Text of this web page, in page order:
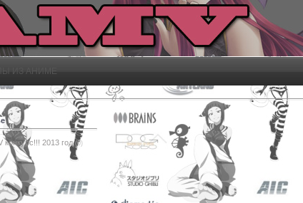
ИЗ АНИМЕ
конкурс!!! 2013 год (0)